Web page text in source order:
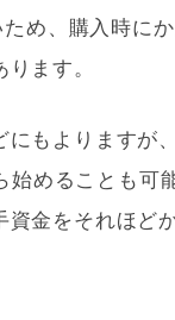
め、購入時に
ます。
にもよりますが
めることも可
金をそれほど